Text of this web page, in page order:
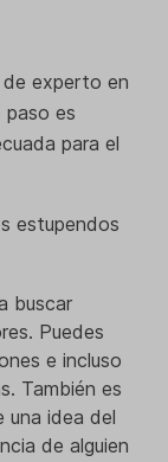
experto en
paso es
para el
estupendos
buscar
Puedes
e incluso
También es
una idea del
de alguien